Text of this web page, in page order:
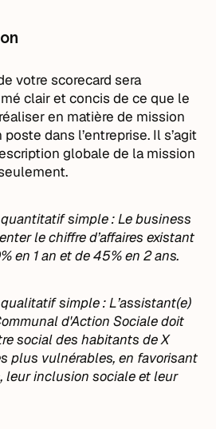
votre scorecard sera
clair et concis de ce que le
en matière de mission
dans l’entreprise. Il s’agit
globale de la mission
simple : Le business
le chiffre d’affaires existant
en 1 an et de 45% en 2 ans.
simple : L’assistant(e)
d'Action Sociale doit
social des habitants de X
plus vulnérables, en favorisant
leur inclusion sociale et leur